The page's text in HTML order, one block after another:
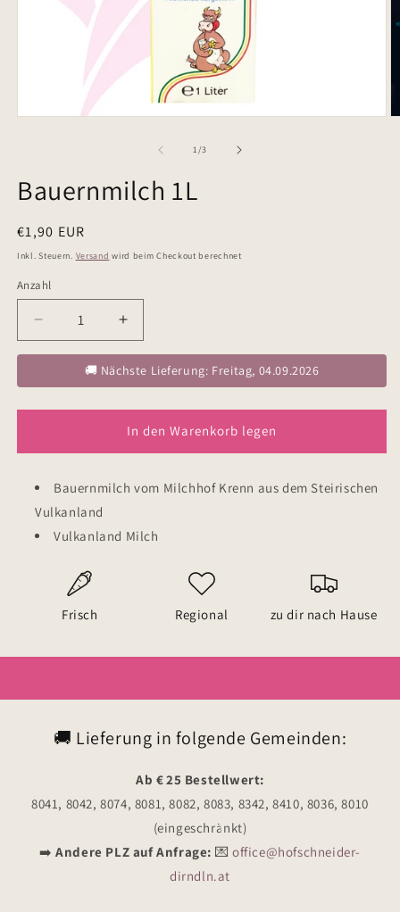
1/von
3
Bauernmilch 1L
Normaler
Preis
€1,90 EUR
Inkl. Steuern. Versand wird beim Checkout berechnet
Anzahl
Verringere
die
für
Erhöhe
die
Menge
für
🚚 Nächste Lieferung: Freitag, 04.09.2026
In den Warenkorb legen
Bauernmilch vom Milchhof Krenn aus dem Steirischen
Vulkanland
Vulkanland Milch
Frisch Regional zu dir nach Hause
🚚 Lieferung in folgende Gemeinden:
Ab € 25 Bestellwert:
8041, 8042, 8074, 8081, 8082, 8083, 8342, 8410, 8036, 8010
(eingeschränkt)
➡️Andere PLZ auf Anfrage: 💌 office@hofschneider-
dirndln.at